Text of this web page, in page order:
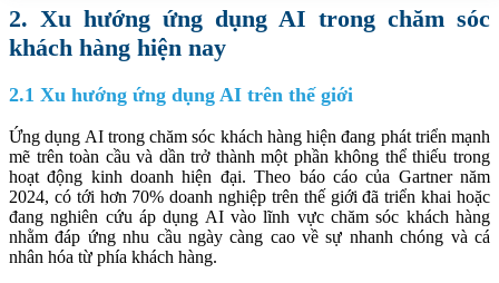
2. Xu hướng ứng dụng AI trong chăm sóc
khách hàng hiện nay
2.1 Xu hướng ứng dụng AI trên thế giới
Ứng dụng AI trong chăm sóc khách hàng hiện đang phát triển mạnh
mẽ trên toàn cầu và dần trở thành một phần không thể thiếu trong
hoạt động kinh doanh hiện đại. Theo báo cáo của Gartner năm
2024, có tới hơn 70% doanh nghiệp trên thế giới đã triển khai hoặc
đang nghiên cứu áp dụng AI vào lĩnh vực chăm sóc khách hàng
nhằm đáp ứng nhu cầu ngày càng cao về sự nhanh chóng và cá
nhân hóa từ phía khách hàng.